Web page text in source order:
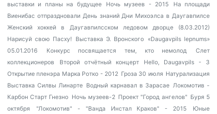
выставки и планы на будущее
Ночь музеев - 2015
На площади
Виенибас отпраздновали День знанийДни Михоэлса в Даугавпилсе
Женский хоккей в Даугавпилсском ледовом дворце (8.03.2012)
Нарисуй свою Пасху! Выставка Э. Вронского «Daugavpils lepnums»
05.01.2016
Конкурс посвящается тем, кто немолод
Слет
коллекционеров
Второй отчётный концерт Hello, Daugavpils - 3
Открытие пленэра Марка Ротко - 2012 Гроза 30 июля Натурализация
Выставка Силвы Линарте Водный карнавал в Зарасае Локомотив -
Карбон Старт Гнезно Ночь музеев-2 Проект "Город ангелов" Буря 5
октября
"Локомотив" - "Ванда Инстал Краков" - 2015
Юные